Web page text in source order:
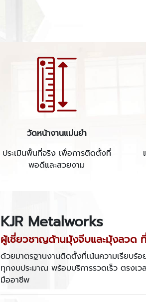
วัดหน้างานแม่นยำ
ประเมินพื้นที่จริง เพื่อการติดตั้งที่
พอดีและสวยงาม
KJR Metalworks
ผู้เชี่ยวชาญด้านมุ้งจีบและมุ้งลวด ที่
ด้วยมาตรฐานงานติดตั้งที่เน้นความเรียบร้อ
ทุกงบประมาณ พร้อมบริการรวดเร็ว ตรงเ
มืออาชีพ